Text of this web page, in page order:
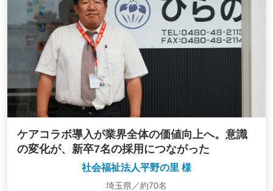
ケアコラボ導入が業界全体の価値向上へ。意識
の変化が、新卒7名の採用につながった
社会福祉法人平野の里 様
埼玉県／約70名